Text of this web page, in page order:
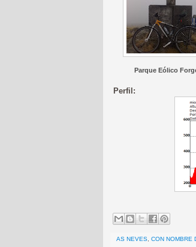
Parque Eólico
Perfil:
AS NEVES CON NOMBRE